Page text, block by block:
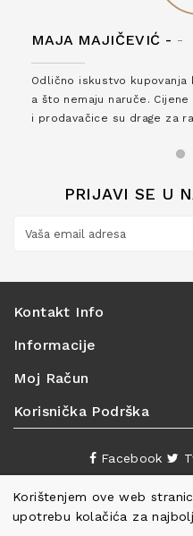
Korištenjem ove web
upotrebu kolačića za
MAJA MAJIČEVIĆ - -
Odlično iskustvo kupovanja
a što nemaju naruče.
i prodavačice su drage za
PRIJAVI SE U
Kontakt Info
Informacije
Moj Račun
Korisnička Podrška
Facebook